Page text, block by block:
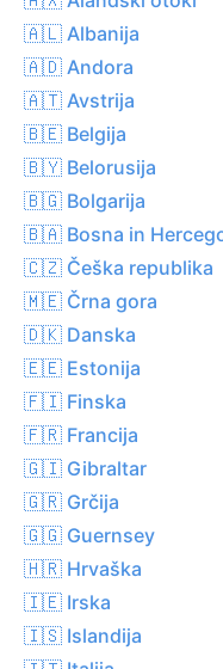
🇦🇱 Albanija
🇦🇩 Andora
🇦🇹 Avstrija
🇧🇪 Belgija
🇧🇾 Belorusija
🇧🇬 Bolgarija
🇧🇦 Bosna in
🇨🇿 Češka republika
🇲🇪 Črna gora
🇩🇰 Danska
🇪🇪 Estonija
🇫🇮 Finska
🇫🇷 Francija
🇬🇮 Gibraltar
🇬🇷 Grčija
🇬🇬 Guernsey
🇭🇷 Hrvaška
🇮🇪 Irska
🇮🇸 Islandija